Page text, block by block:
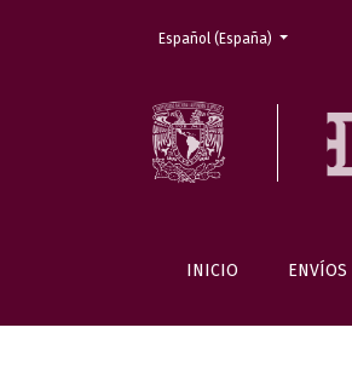
INICIO ENVÍOS
Cambiar el idioma. El actual es:
Español (España)